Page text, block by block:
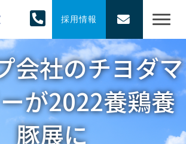
採用情報
会社のチヨダマ
が2022養鶏養
豚展に